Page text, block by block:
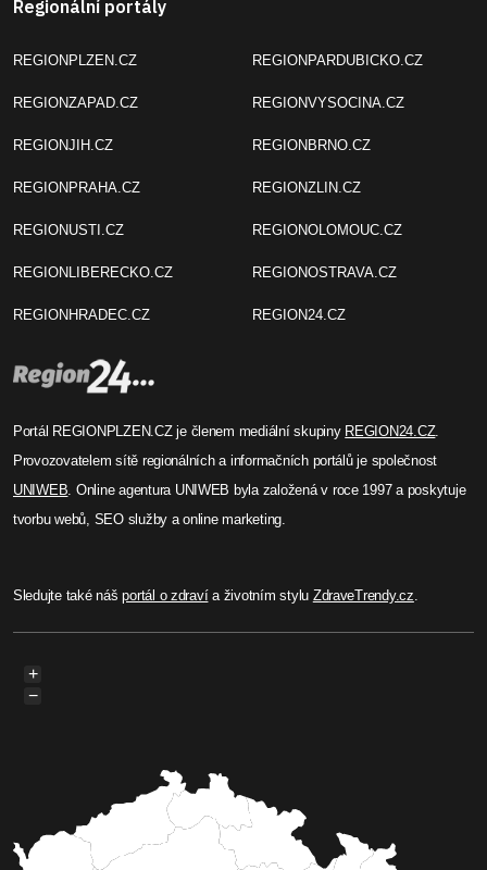
Regionální portály
REGIONPLZEN.CZ
REGIONZAPAD.CZ
REGIONJIH.CZ
REGIONPRAHA.CZ
REGIONUSTI.CZ
REGIONLIBERECKO.CZ
REGIONHRADEC.CZ
REGIONPARDUBICKO.CZ
REGIONVYSOCINA.CZ
REGIONBRNO.CZ
REGIONZLIN.CZ
REGIONOLOMOUC.CZ
REGIONOSTRAVA.CZ
REGION24.CZ
Portál REGIONPLZEN.CZ je členem mediální skupiny REGION24.CZ.
Provozovatelem sítě regionálních a informačních portálů je společnost
UNIWEB. Online agentura UNIWEB byla založená v roce 1997 a poskytuje
tvorbu webů, SEO služby a online marketing.
Sledujte také nášportál o zdravía životním stylu ZdraveTrendy.cz.
+
−